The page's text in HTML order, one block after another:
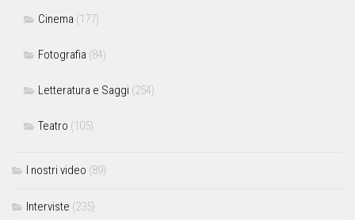
Cinema (177)
Fotografia (84)
Letteratura e Saggi (254)
Teatro (105)
I nostri video (89)
Interviste (235)